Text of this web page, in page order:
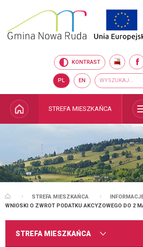
Przejdź do głównego
menu
Przejdź do treści
Przejdź do wyszukiwarki
Przejdź do mapy serwisu
KONTRAST BIP
PL EN Wyszukiwarka
wyszukaj...
STRONA GŁÓWNA
STREFA MIESZKAŃCA
STRONA GŁÓWNA
STREFA MIESZKAŃCA
WNIOSKI O ZWROT PODATKU AKCYZOWEGO DO 2
MENU
STREFA MIESZKAŃCA